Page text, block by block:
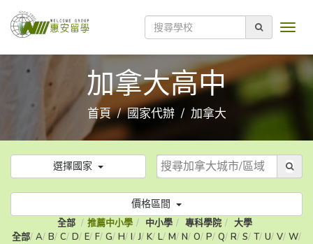
加拿大高中
首頁 國家代辦 加拿大
選擇國家
價格區間
全部 推薦中小學 中小學 專科學院
大學
全部 A B C D E F G H I J K L M N O P Q R S T U V W